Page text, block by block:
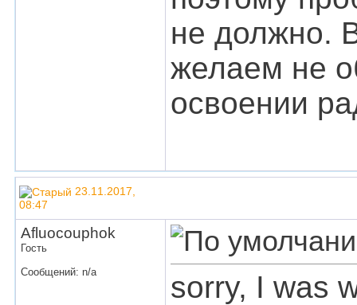
не должно.
желаем не
освоении
23.11.2017,
08:47
Afluocouphok
Гость
Сообщений: n/a
sorry, I was